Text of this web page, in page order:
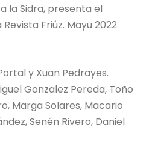
la Sidra, presenta el
Friúz. Mayu 2022
y Xuan Pedrayes.
Gonzalez Pereda, Toño
Marga Solares, Macario
Senén Rivero, Daniel